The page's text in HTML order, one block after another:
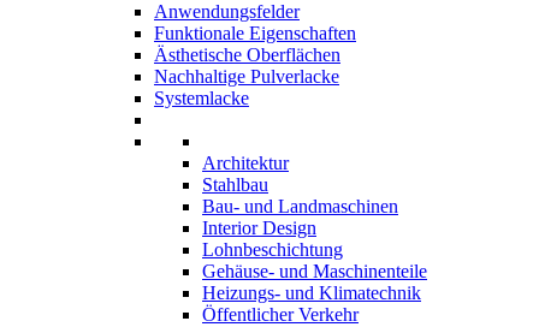
Anwendungsfelder
Funktionale Eigenschaften
Ästhetische Oberflächen
Nachhaltige Pulverlacke
Systemlacke
Architektur
Stahlbau
Bau- und Landmaschinen
Interior Design
Lohnbeschichtung
Gehäuse- und Maschinenteile
Heizungs- und Klimatechnik
Öffentlicher Verkehr